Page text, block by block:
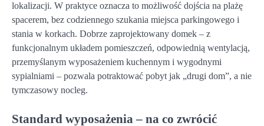
lokalizacji. W praktyce oznacza to możliwość dojścia na plażę
spacerem, bez codziennego szukania miejsca parkingowego i
stania w korkach. Dobrze zaprojektowany domek – z
funkcjonalnym układem pomieszczeń, odpowiednią wentylacją,
przemyślanym wyposażeniem kuchennym i wygodnymi
sypialniami – pozwala potraktować pobyt jak „drugi dom”, a nie
tymczasowy nocleg.
Standard wyposażenia – na co zwrócić